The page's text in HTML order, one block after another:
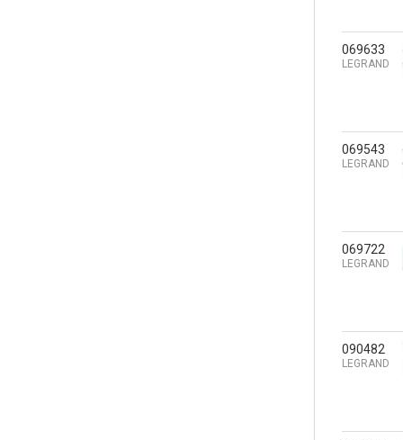
069633
LEGRAND
069543
LEGRAND
069722
LEGRAND
090482
LEGRAND